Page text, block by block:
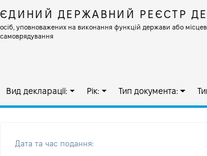
ЄДИНИЙ ДЕРЖАВНИЙ РЕЄСТР
осіб, уповноважених на виконання функцій держави або
самоврядування
Вид декларації: Рік: Тип документа:
Дата та час подання: